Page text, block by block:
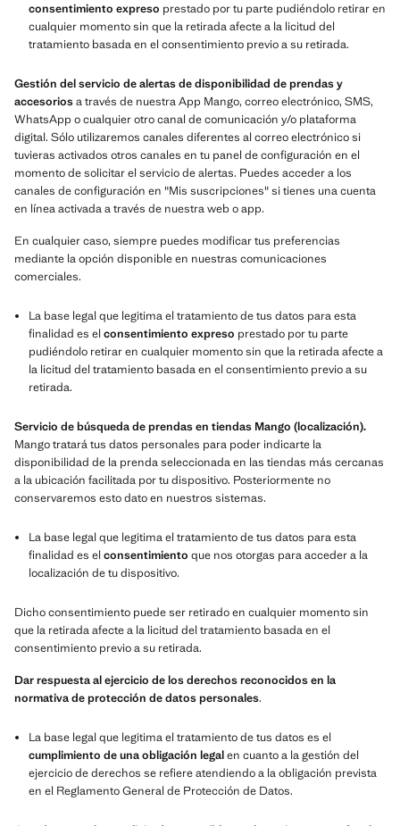
consentimiento expreso prestado por tu parte pudiéndolo retirar en
cualquier momento sin que la retirada afecte a la licitud del
tratamiento basada en el consentimiento previo a su retirada.
Gestión del servicio de alertas de disponibilidad de prendas y
accesoriosa través de nuestra App Mango, correo electrónico, SMS,
WhatsApp o cualquier otro canal de comunicación y/o plataforma
digital. Sólo utilizaremos canales diferentes al correo electrónico si
tuvieras activados otros canales en tu panel de configuración en el
momento de solicitar el servicio de alertas. Puedes acceder a los
canales de configuración en "Mis suscripciones" si tienes una cuenta
en línea activada a través de nuestra web o app.
En cualquier caso, siempre puedes modificar tus preferencias
mediante la opción disponible en nuestras comunicaciones
comerciales.
La base legal que legitima el tratamiento de tus datos para esta
finalidad es el consentimiento expreso prestado por tu parte
pudiéndolo retirar en cualquier momento sin que la retirada afecte a
la licitud del tratamiento basada en el consentimiento previo a su
retirada.
Servicio de búsqueda de prendas en tiendas Mango (localización).
Mango tratará tus datos personales para poder indicarte la
disponibilidad de la prenda seleccionada en las tiendas más cercanas
a la ubicación facilitada por tu dispositivo. Posteriormente no
conservaremos esto dato en nuestros sistemas.
La base legal que legitima el tratamiento de tus datos para esta
finalidad es el consentimiento que nos otorgas para acceder a la
localización de tu dispositivo.
Dicho consentimiento puede ser retirado en cualquier momento sin
que la retirada afecte a la licitud del tratamiento basada en el
consentimiento previo a su retirada.
Dar respuesta al ejercicio de los derechos reconocidos en la
normativa de protección de datos personales.
La base legal que legitima el tratamiento de tus datos es el
cumplimiento de una obligación legalen cuanto a la gestión del
ejercicio de derechos se refiere atendiendo a la obligación prevista
en el Reglamento General de Protección de Datos.